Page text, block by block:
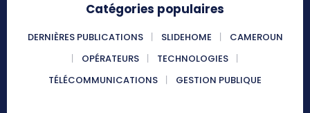
Catégories populaires
DERNIÈRES PUBLICATIONS SLIDEHOME
CAMEROUN
OPÉRATEURS
TECHNOLOGIES
TÉLÉCOMMUNICATIONS
GESTION PUBLIQUE